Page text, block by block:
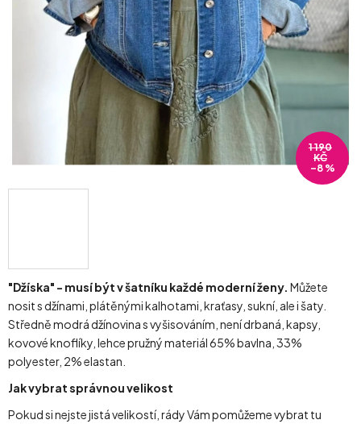
"Džíska" - musí být v šatníku každé moderní ženy. Můžete
nosit s džínami, plátěnými kalhotami, kraťasy, sukní, ale i šaty.
Středně modrá džínovina s vyšisováním, není drbaná, kapsy,
kovové knoflíky, lehce pružný materiál 65% bavlna, 33%
polyester, 2% elastan.
Jak vybrat správnou velikost
Pokud si nejste jistá velikostí, rády Vám pomůžeme vybrat tu
1 190
KČ
–8 %